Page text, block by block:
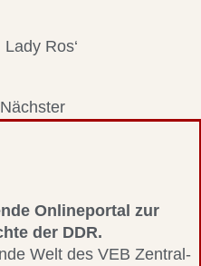
Ros‘
Nächster
Onlineportal zur
der DDR.
Welt des VEB Zentral-